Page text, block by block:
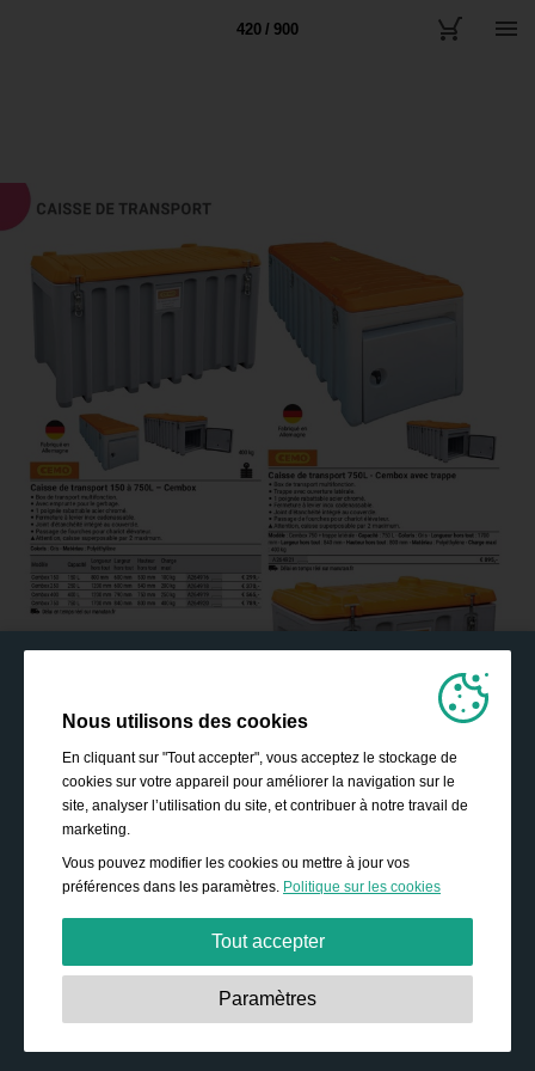
420 / 900
Nous utilisons des cookies
En cliquant sur "Tout accepter", vous acceptez le stockage de
cookies sur votre appareil pour améliorer la navigation sur le
site, analyser l’utilisation du site, et contribuer à notre travail de
marketing.
Vous pouvez modifier les cookies ou mettre à jour vos
préférences dans les paramètres. Politique sur les cookies
Tout accepter
Strictement nécessaires:
Ces cookies sont essentiels
Paramètres